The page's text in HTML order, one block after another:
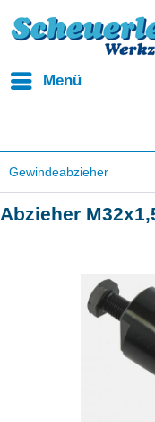
Menü
Gewindeabzieher
Abzieher